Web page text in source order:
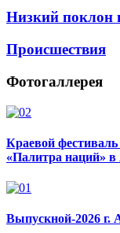
Низкий
Происшествия
Фотогаллерея
Краевой
«Палитра наций»
Выпускной-2026 г.